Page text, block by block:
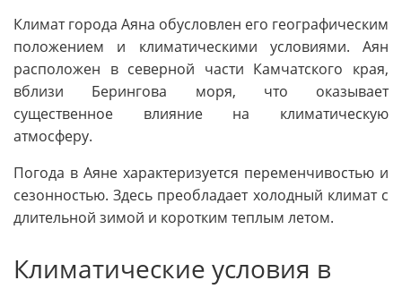
Климат города Аяна обусловлен его географическим
положением и климатическими условиями. Аян
расположен в северной части Камчатского края,
вблизи Берингова моря, что оказывает
существенное влияние на климатическую
атмосферу.
Погода в Аяне характеризуется переменчивостью и
сезонностью. Здесь преобладает холодный климат с
длительной зимой и коротким теплым летом.
Климатические условия в